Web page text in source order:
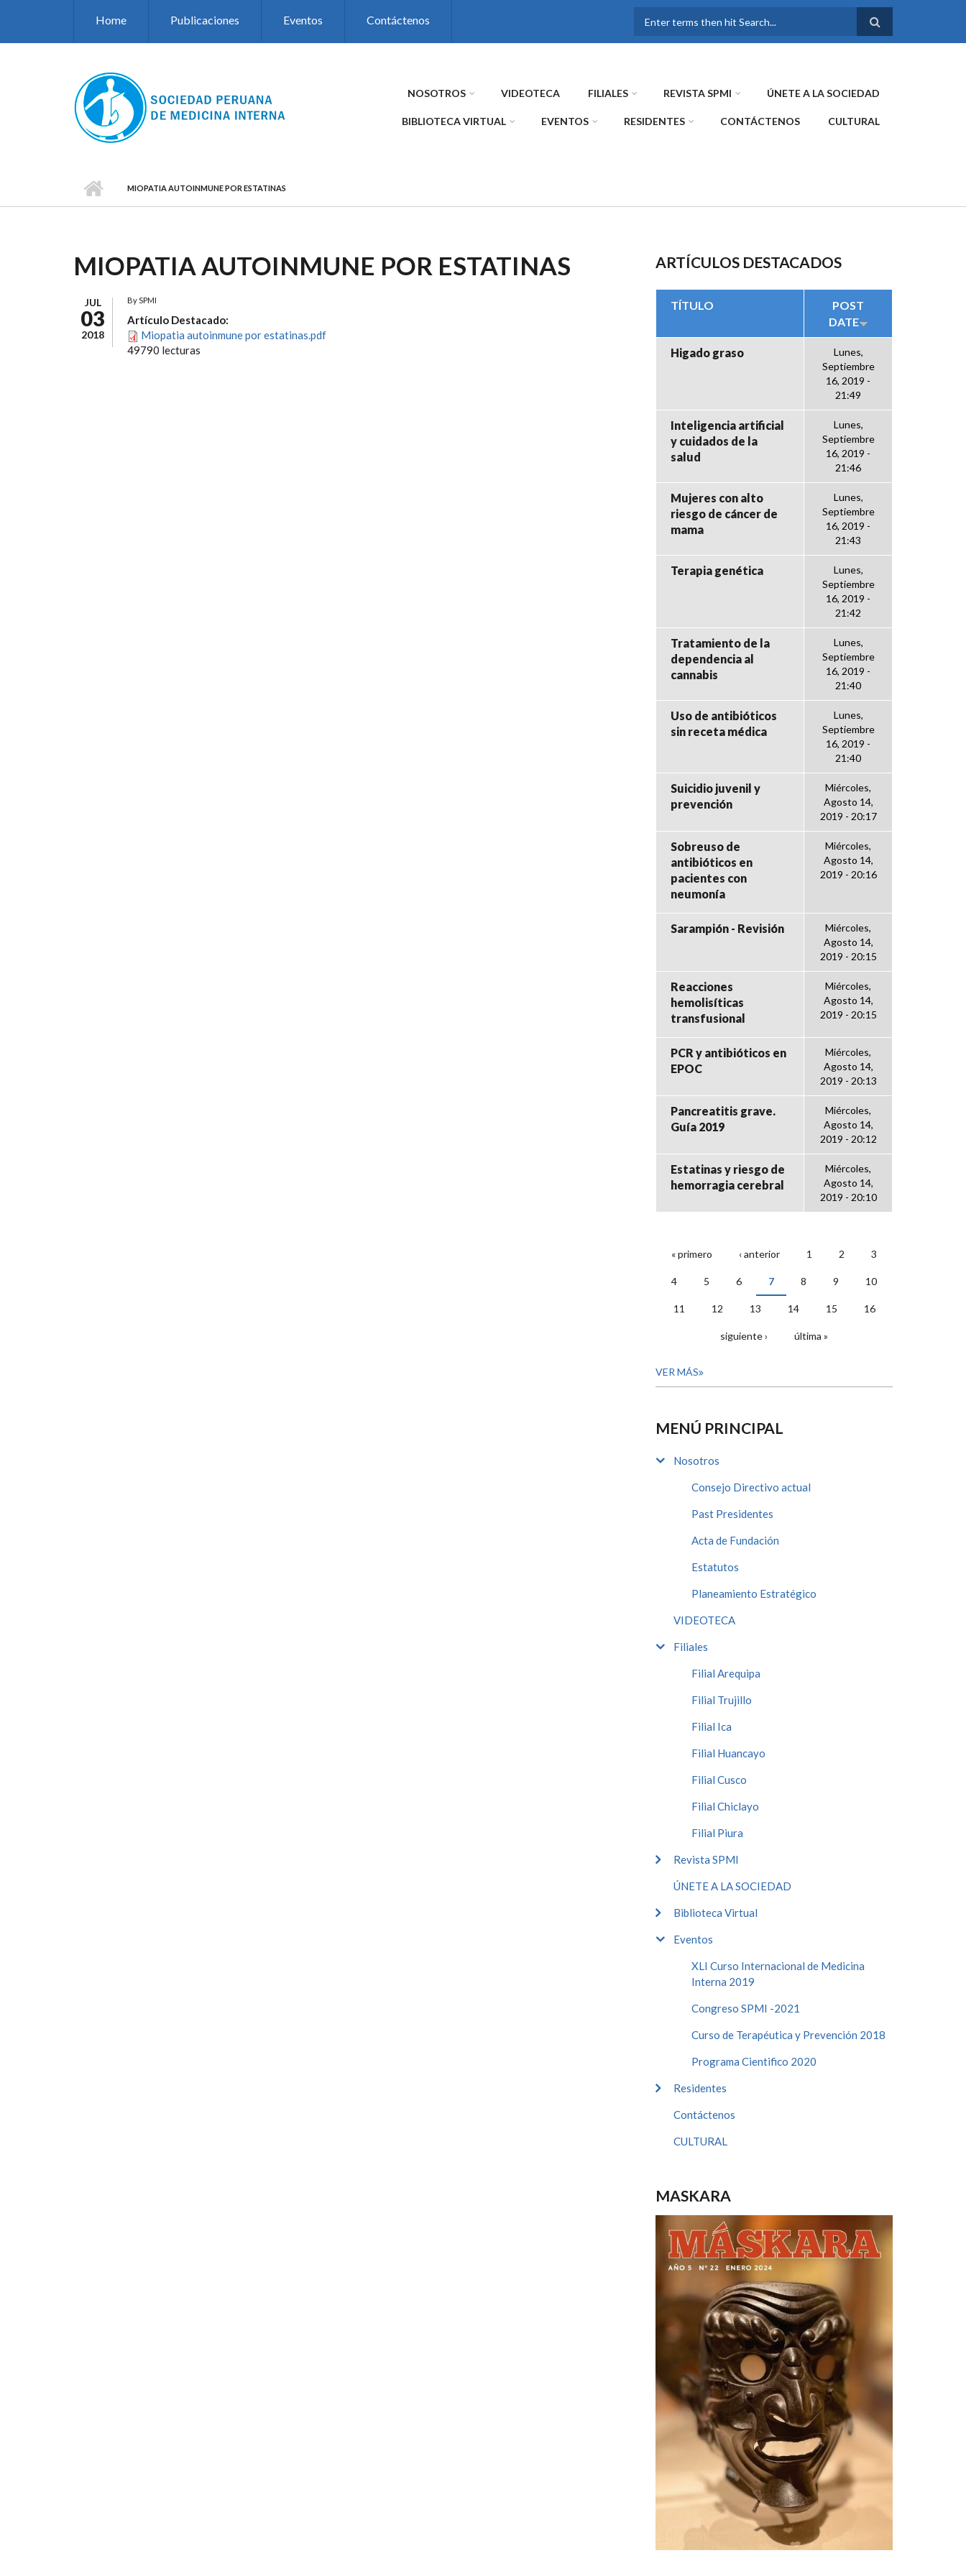
Home Publicaciones Eventos Contáctenos
FORMULARIO DE
NOSOTROS VIDEOTECA FILIALES REVISTA SPMI ÚNETE A LA SOCIEDAD
BIBLIOTECA VIRTUAL EVENTOS RESIDENTES CONTÁCTENOS CULTURAL
MIOPATIA AUTOINMUNE POR ESTATINAS
MIOPATIA AUTOINMUNE POR ESTATINAS
JUL
03
2018
BySPMI
Artículo Destacado:
Miopatia autoinmune por estatinas.pdf
49790 lecturas
ARTÍCULOS DESTACADOS
TÍTULO
POST
DATE
Higado graso
Lunes,
Septiembre
16, 2019 -
21:49
Inteligencia artificial
y cuidados de la
salud
Lunes,
Septiembre
16, 2019 -
21:46
Mujeres con alto
riesgo de cáncer de
mama
Lunes,
Septiembre
16, 2019 -
21:43
Terapia genética
Lunes,
Septiembre
16, 2019 -
21:42
Tratamiento de la
dependencia al
cannabis
Lunes,
Septiembre
16, 2019 -
21:40
Uso de antibióticos
sin receta médica
Lunes,
Septiembre
16, 2019 -
21:40
Suicidio juvenil y
prevención
Miércoles,
Agosto 14,
2019 - 20:17
Sobreuso de
antibióticos en
pacientes con
neumonía
Miércoles,
Agosto 14,
2019 - 20:16
Sarampión - Revisión
Miércoles,
Agosto 14,
2019 - 20:15
Reacciones
hemolisíticas
transfusional
Miércoles,
Agosto 14,
2019 - 20:15
PCR y antibióticos en
EPOC
Miércoles,
Agosto 14,
2019 - 20:13
Pancreatitis grave.
Guía 2019
Miércoles,
Agosto 14,
2019 - 20:12
Estatinas y riesgo de
hemorragia cerebral
Miércoles,
Agosto 14,
2019 - 20:10
PÁGINAS
« primero ‹ anterior 1 2 3
4 5 6 7 8 9 10
11 12 13 14 15 16
siguiente › última »
VER MÁS
MENÚ PRINCIPAL
Nosotros
Consejo Directivo actual
Past Presidentes
Acta de Fundación
Estatutos
Planeamiento Estratégico
VIDEOTECA
Filiales
Filial Arequipa
Filial Trujillo
Filial Ica
Filial Huancayo
Filial Cusco
Filial Chiclayo
Filial Piura
Revista SPMI
ÚNETE A LA SOCIEDAD
Biblioteca Virtual
Eventos
XLI Curso Internacional de Medicina
Interna 2019
Congreso SPMI -2021
Curso de Terapéutica y Prevención 2018
Programa Cientifico 2020
Residentes
Contáctenos
CULTURAL
MASKARA